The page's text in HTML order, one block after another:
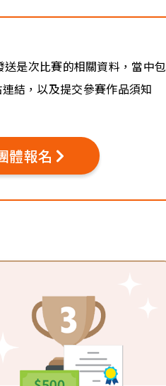
是次比賽的相關資料，當中包
結，以及提交參賽作品須知
體報名